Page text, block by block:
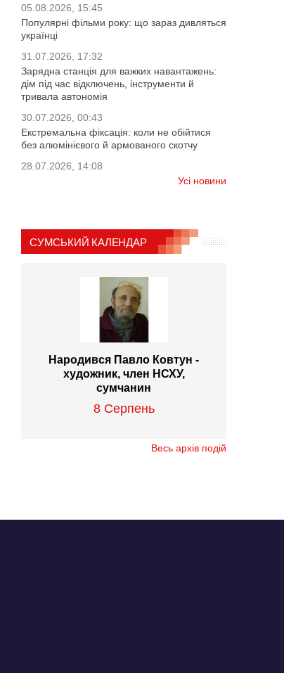
05.08.2026, 15:45
Популярні фільми року: що зараз дивляться
українці
31.07.2026, 17:32
Зарядна станція для важких навантажень:
дім під час відключень, інструменти й
тривала автономія
30.07.2026, 00:43
Екстремальна фіксація: коли не обійтися
без алюмінієвого й армованого скотчу
28.07.2026, 14:08
Усі новини
СУМСЬКИЙ КАЛЕНДАР
Народився Павло Ковтун -
художник, член НСХУ,
сумчанин
8 Серпень
Весь архів подій